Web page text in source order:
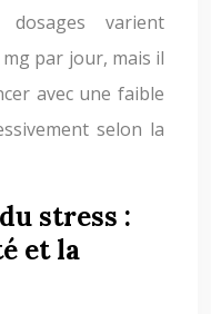
dosages varient
par jour, mais il
avec une faible
selon la
stress :
et la